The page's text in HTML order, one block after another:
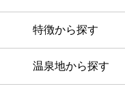
特徴から探す
温泉地から探す